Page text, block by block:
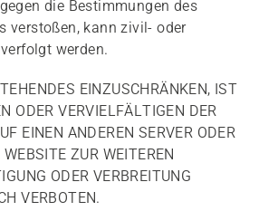
die Bestimmungen des
verstoßen, kann zivil- oder
werden.
EINZUSCHRÄNKEN, IST
ODER VERVIELFÄLTIGEN DER
EINEN ANDEREN SERVER ODER
WEBSITE ZUR WEITEREN
ODER VERBREITUNG
VERBOTEN.